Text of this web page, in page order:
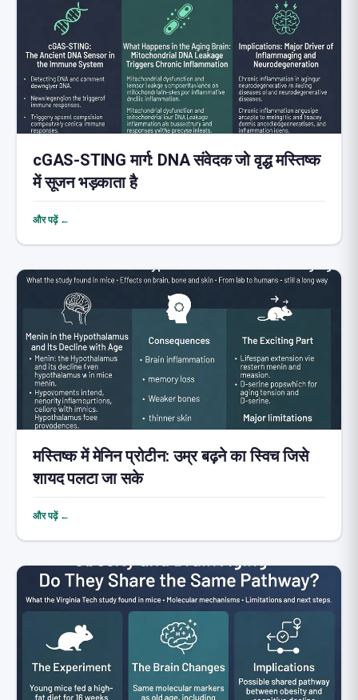
cGAS-STING मार्ग: DNA संवेदक जो वृद्ध मस्तिष्क
में सूजन भड़काता है
और पढ़ें ←
मस्तिष्क में मेनिन प्रोटीन: उम्र बढ़ने का स्विच जिसे
शायद पलटा जा सके
और पढ़ें ←